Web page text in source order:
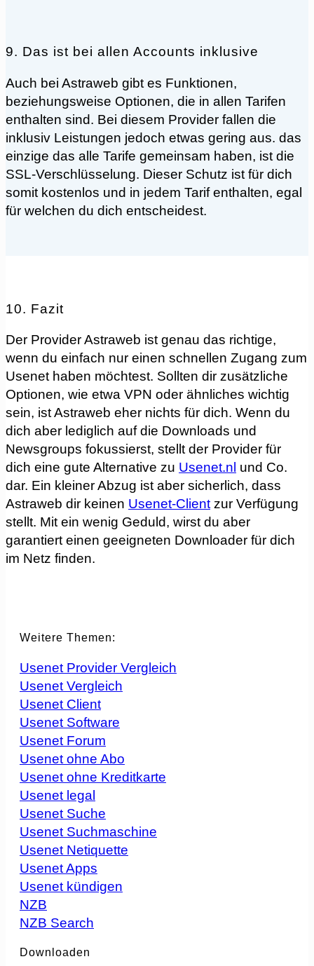
9. Das ist bei allen Accounts inklusive
Auch bei Astraweb gibt es Funktionen,
beziehungsweise Optionen, die in allen Tarifen
enthalten sind. Bei diesem Provider fallen die
inklusiv Leistungen jedoch etwas gering aus. das
einzige das alle Tarife gemeinsam haben, ist die
SSL-Verschlüsselung. Dieser Schutz ist für dich
somit kostenlos und in jedem Tarif enthalten, egal
für welchen du dich entscheidest.
10. Fazit
Der Provider Astraweb ist genau das richtige,
wenn du einfach nur einen schnellen Zugang zum
Usenet haben möchtest. Sollten dir zusätzliche
Optionen, wie etwa VPN oder ähnliches wichtig
sein, ist Astraweb eher nichts für dich. Wenn du
dich aber lediglich auf die Downloads und
Newsgroups fokussierst, stellt der Provider für
dich eine gute Alternative zu Usenet.nl und Co.
dar. Ein kleiner Abzug ist aber sicherlich, dass
Astraweb dir keinen Usenet-Client zur Verfügung
stellt. Mit ein wenig Geduld, wirst du aber
garantiert einen geeigneten Downloader für dich
im Netz finden.
Weitere Themen:
Usenet Provider Vergleich
Usenet Vergleich
Usenet Client
Usenet Software
Usenet Forum
Usenet ohne Abo
Usenet ohne Kreditkarte
Usenet legal
Usenet Suche
Usenet Suchmaschine
Usenet Netiquette
Usenet Apps
Usenet kündigen
NZB
NZB Search
Downloaden